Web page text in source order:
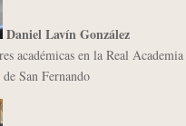
Daniel Lavín González
académicas en la Real
San Fernando